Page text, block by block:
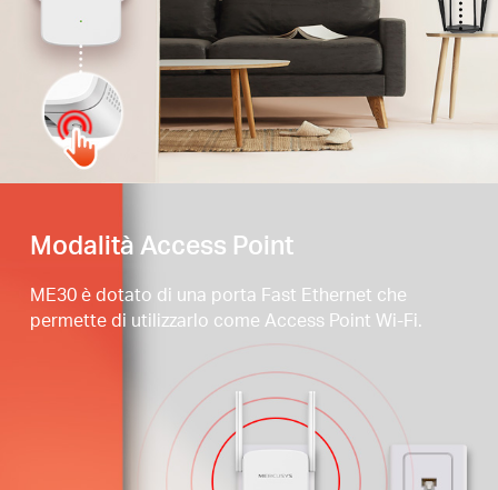
Premi il tasto WPS
Modalità Access Point
ME30 è dotato di una porta Fast Ethernet che
permette di utilizzarlo come Access Point Wi-Fi.